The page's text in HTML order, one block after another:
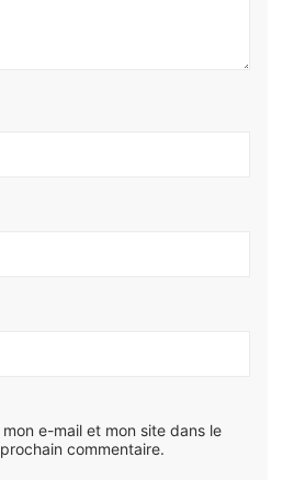
e-mail et mon site dans le
commentaire.